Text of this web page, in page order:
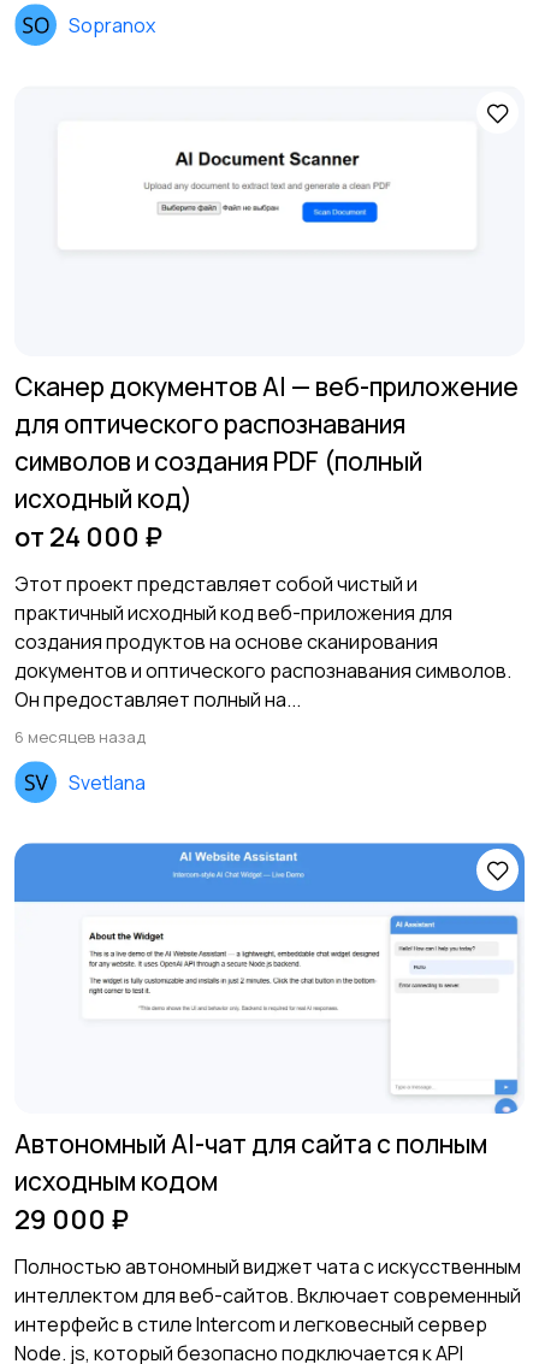
Sopranox
Сканер документов AI — веб-приложение
для оптического распознавания
символов и создания PDF (полный
исходный код)
от 24 000 ₽
Этот проект представляет собой чистый и
практичный исходный код веб-приложения для
создания продуктов на основе сканирования
документов и оптического распознавания символов.
Он предоставляет полный на...
6 месяцев назад
Svetlana
Автономный AI-чат для сайта с полным
исходным кодом
29 000 ₽
Полностью автономный виджет чата с искусственным
интеллектом для веб-сайтов. Включает современный
интерфейс в стиле Intercom и легковесный сервер
Node. js, который безопасно подключается к API